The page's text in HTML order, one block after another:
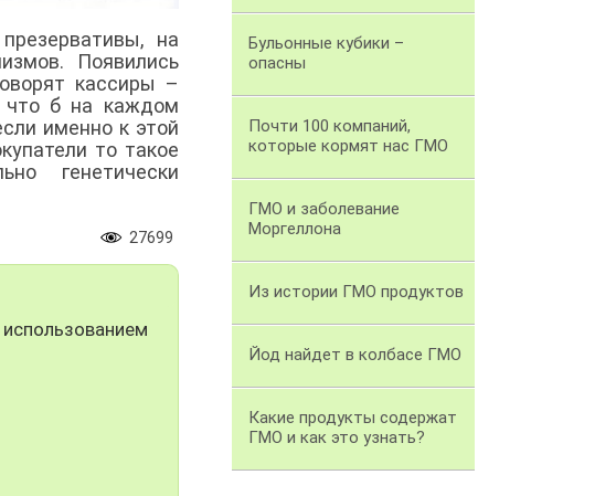
на
Появились
кассиры –
что б на каждом
именно к этой
то такое
генетически
27699
Бульонные кубики –
опасны
Почти 100 компаний,
которые кормят нас ГМО
ГМО и заболевание
Моргеллона
Из истории ГМО продуктов
Йод найдет в колбасе ГМО
Какие продукты содержат
ГМО и как это узнать?